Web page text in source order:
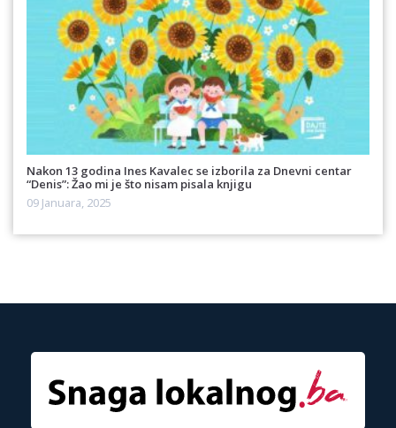
Nakon 13 godina Ines Kavalec se izborila za Dnevni centar
“Denis”: Žao mi je što nisam pisala knjigu
09 Januara, 2025